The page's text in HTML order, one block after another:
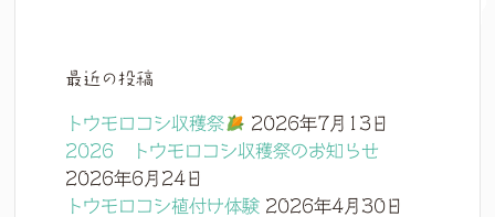
最近の投稿
トウモロコシ収穫祭
2026年7月13日
2026 トウモロコシ収穫祭のお知らせ
2026年6月24日
トウモロコシ植付け体験 2026年4月30日